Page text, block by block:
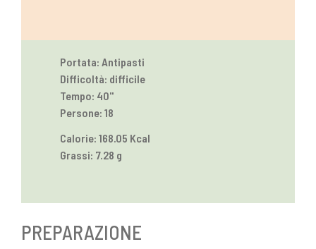
Portata: Antipasti
Difficoltà: difficile
Tempo: 40''
Persone: 18
Calorie: 168.05 Kcal
Grassi: 7.28 g
PREPARAZIONE